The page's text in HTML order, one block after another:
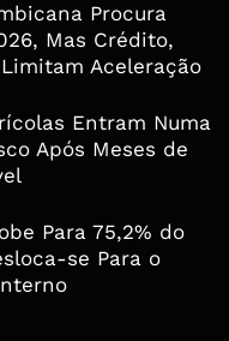
Procura
Mas Crédito,
Aceleração
Entram Numa
Após Meses de
Para 75,2% do
se Para o